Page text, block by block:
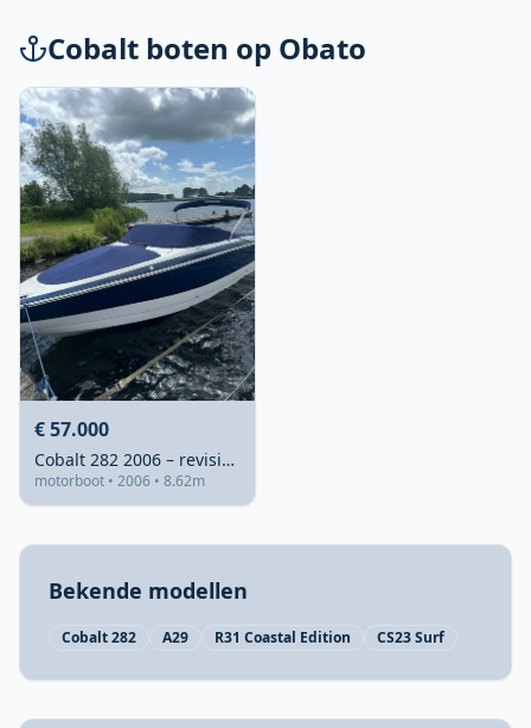
Cobalt boten op Obato
€ 57.000
Cobalt 282 2006 – revisie 2024, 375 pk
motorboot • 2006 • 8.62m
Bekende modellen
Cobalt 282 A29 R31 Coastal Edition CS23 Surf